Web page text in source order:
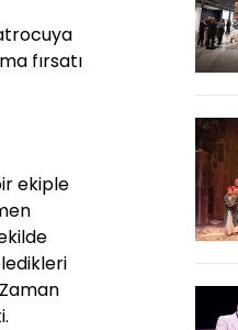
fırsatı
ekiple